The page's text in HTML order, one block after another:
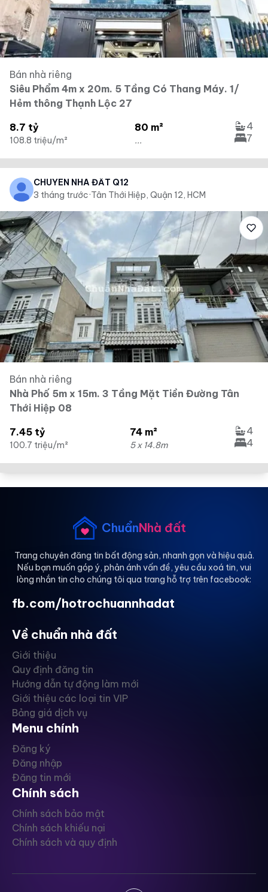
Bán nhà riêng
Siêu Phẩm 4m x 20m. 5 Tầng Có Thang Máy. 1/
Hẻm thông Thạnh Lộc 27
8.7 tỷ
108.8 triệu/m²
80 m²
...
4
7
CHUYÊN NHÀ ĐẤT Q12
3 tháng trước·Tân Thới Hiệp, Quận 12, HCM
Bán nhà riêng
Nhà Phố 5m x 15m. 3 Tầng Mặt Tiền Đường Tân
Thới Hiệp 08
7.45 tỷ
100.7 triệu/m²
74 m²
5 x 14.8m
4
4
ChuẩnNhà đất
Trang chuyên đăng tin bất động sản, nhanh gọn và hiệu quả.
Nếu bạn muốn góp ý, phản ánh vấn đề, yêu cầu xoá tin, vui
lòng nhắn tin cho chúng tôi qua trang hỗ trợ trên facebook:
fb.com/hotrochuannhadat
Về chuẩn nhà đất
Giới thiệu
Quy định đăng tin
Hướng dẫn tự động làm mới
Giới thiệu các loại tin VIP
Bảng giá dịch vụ
Menu chính
Đăng ký
Đăng nhập
Đăng tin mới
Chính sách
Chính sách bảo mật
Chính sách khiếu nại
Chính sách và quy định